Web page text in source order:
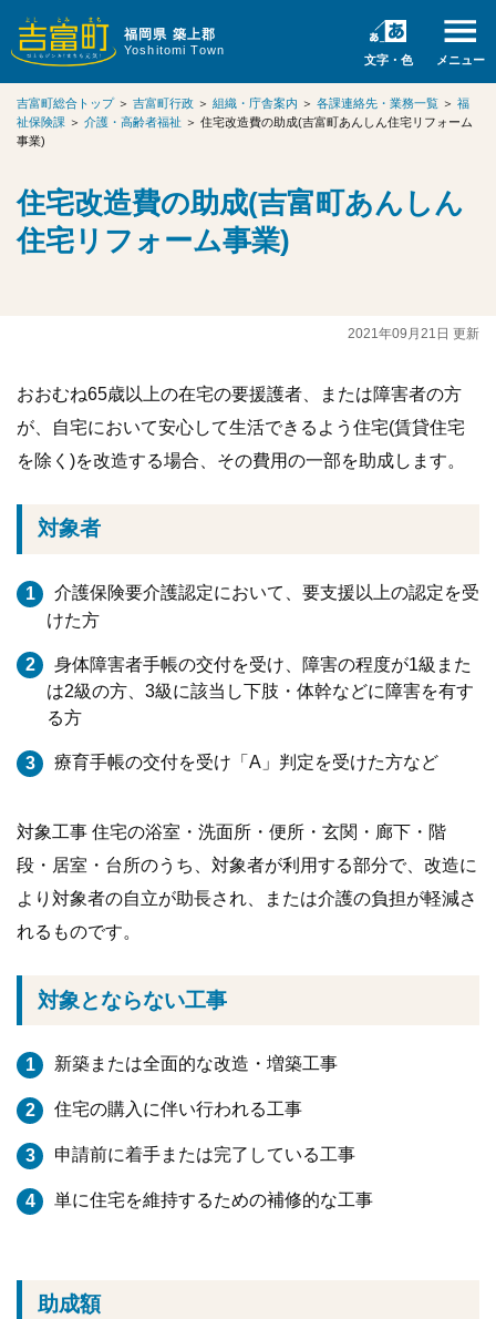
福岡県 築上郡
Yoshitomi Town
文字・色 メニュー
吉富町総合トップ＞ 吉富町行政 ＞ 組織・庁舎案内 ＞ 各課連絡先・業務一覧 ＞ 福
祉保険課 ＞ 介護・高齢者福祉 ＞ 住宅改造費の助成(吉富町あんしん住宅リフォーム
事業)
住宅改造費の助成(吉富町あんしん
住宅リフォーム事業)
2021年09月21日 更新
おおむね65歳以上の在宅の要援護者、または障害者の方
が、自宅において安心して生活できるよう住宅(賃貸住宅
を除く)を改造する場合、その費用の一部を助成します。
対象者
介護保険要介護認定において、要支援以上の認定を受
けた方
身体障害者手帳の交付を受け、障害の程度が1級また
は2級の方、3級に該当し下肢・体幹などに障害を有す
る方
療育手帳の交付を受け「A」判定を受けた方など
対象工事 住宅の浴室・洗面所・便所・玄関・廊下・階
段・居室・台所のうち、対象者が利用する部分で、改造に
より対象者の自立が助長され、または介護の負担が軽減さ
れるものです。
対象とならない工事
新築または全面的な改造・増築工事
住宅の購入に伴い行われる工事
申請前に着手または完了している工事
単に住宅を維持するための補修的な工事
助成額